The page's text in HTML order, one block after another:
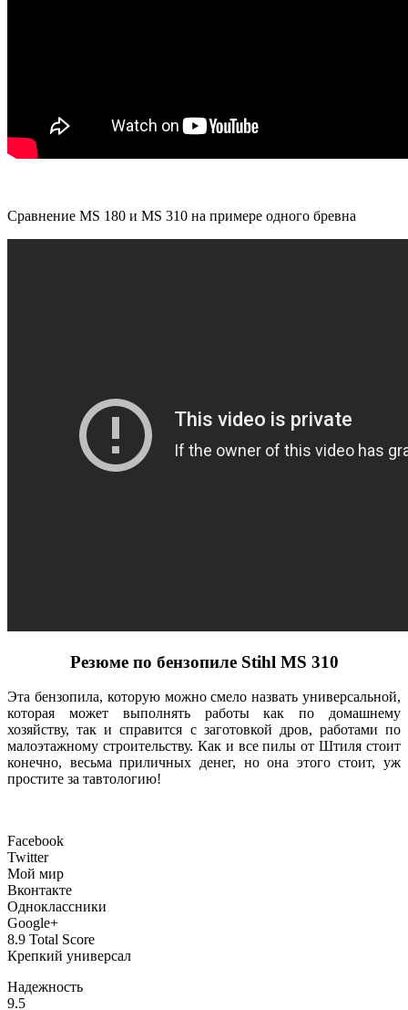
Сравнение MS 180 и MS 310 на примере одного бревна
Резюме по бензопиле Stihl MS 310
Эта бензопила, которую можно смело назвать универсальной,
которая может выполнять работы как по домашнему
хозяйству, так и справится с заготовкой дров, работами по
малоэтажному строительству. Как и все пилы от Штиля стоит
конечно, весьма приличных денег, но она этого стоит, уж
простите за тавтологию!
Facebook
Twitter
Мой мир
Вконтакте
Одноклассники
Google+
8.9 Total Score
Крепкий универсал
Надежность
9.5